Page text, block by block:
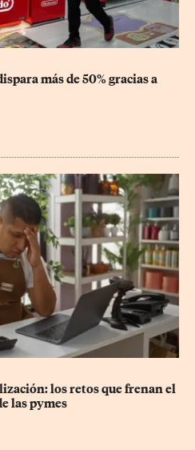
más de 50% gracias a
los retos que frenan el
las pymes